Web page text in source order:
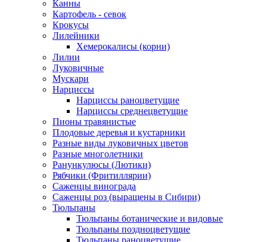
Канны
Картофель - севок
Крокусы
Лилейники
Хемерокалисы (корни)
Лилии
Луковичные
Мускари
Нарциссы
Нарциссы раноцветущие
Нарциссы среднецветущие
Пионы травянистые
Плодовые деревья и кустарники
Разные виды луковичных цветов
Разные многолетники
Ранункулюсы (Лютики)
Рябчики (Фритиллярии)
Саженцы винограда
Саженцы роз (выращены в Сибири)
Тюльпаны
Тюльпаны ботанические и видовые
Тюльпаны поздноцветущие
Тюльпаны раноцветущие